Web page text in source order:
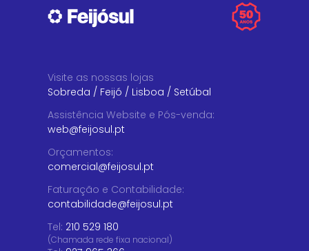
Visite as nossas lojas
Sobreda / Feijó / Lisboa / Setúbal
Assistência Website e Pós-venda:
web@feijosul.pt
Orçamentos:
comercial@feijosul.pt
Faturação e Contabilidade:
contabilidade@feijosul.pt
Tel: 210 529 180
(Chamada rede fixa nacional)